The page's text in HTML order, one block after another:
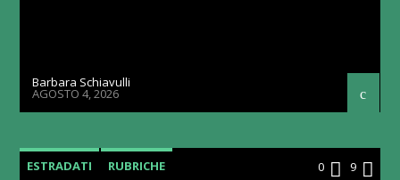
Barbara Schiavulli
AGOSTO 4, 2026
ESTRADATI RUBRICHE 0 9